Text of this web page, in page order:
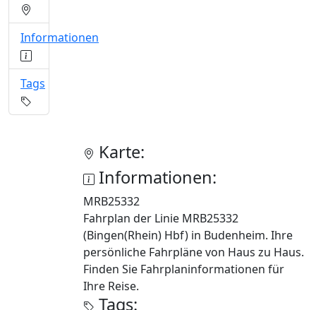
Karte:
Informationen:
MRB25332
Fahrplan der Linie MRB25332
(Bingen(Rhein) Hbf) in Budenheim. Ihre
persönliche Fahrpläne von Haus zu Haus.
Finden Sie Fahrplaninformationen für
Ihre Reise.
Tags:
Informationen
Tags